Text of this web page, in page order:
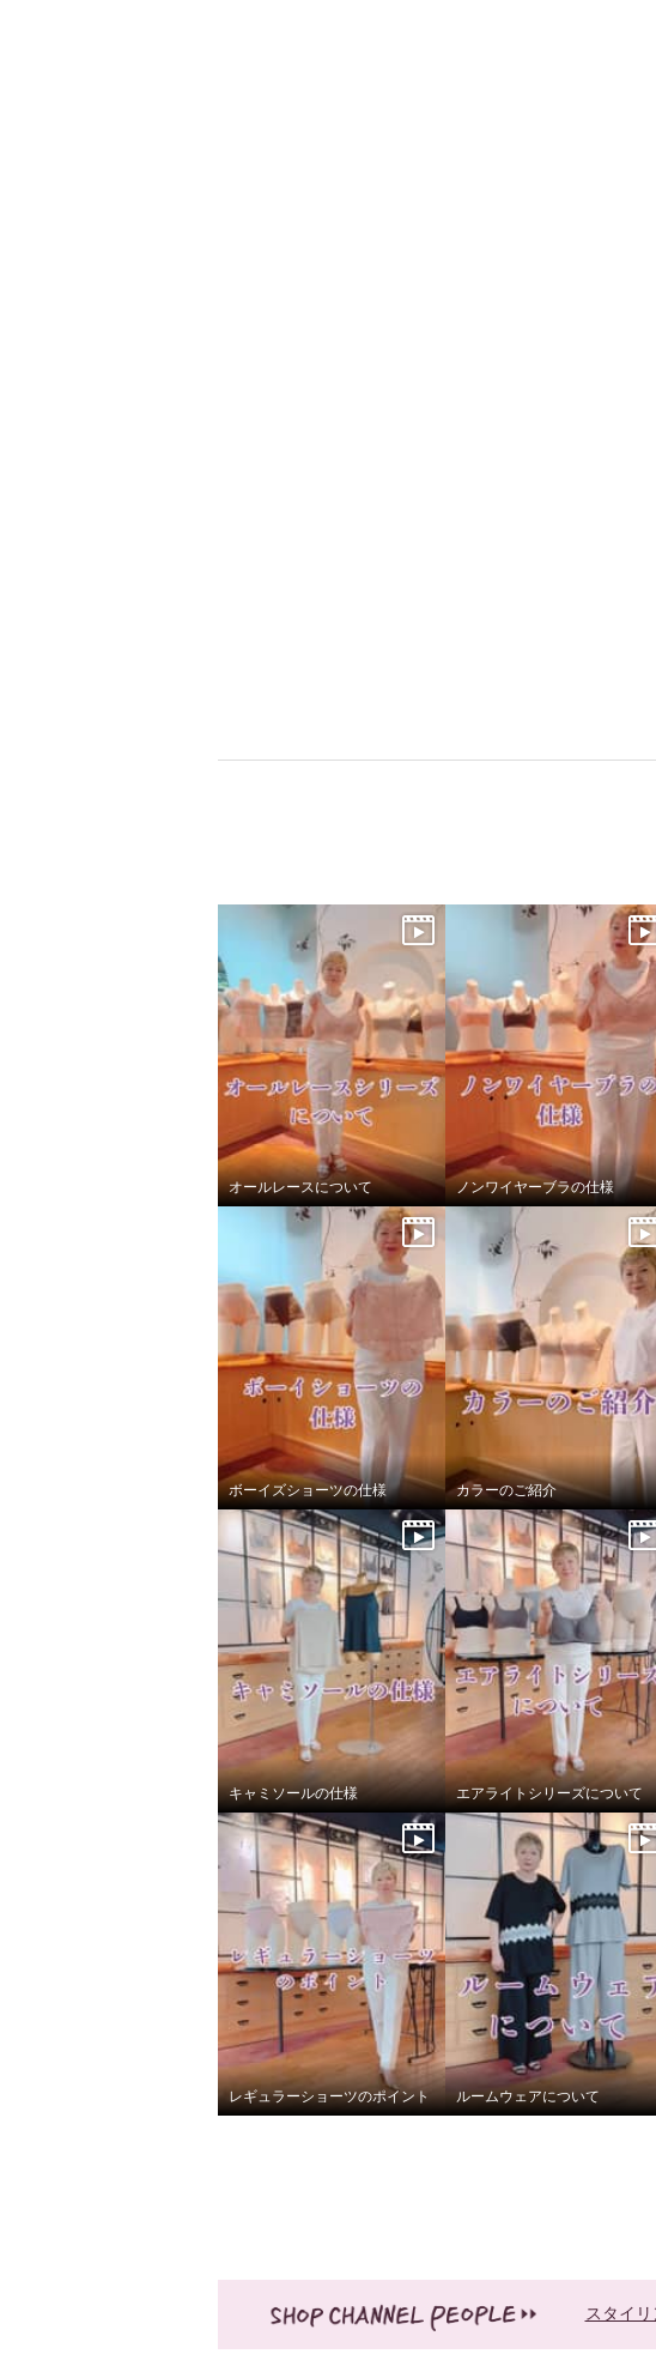
美人工房 抗菌防臭 なめらかモ
ダール混 カップ付リブタンク
トップ ２枚セット
ハニーセット Ｓ
¥0
美人工房 抗菌防臭 なめら
ダール混 カップ付リブタ
トップ ２枚セット
セサミセット Ｓ
オールレースについて ノンワイヤーブラの仕様
ボーイズショーツの仕様 カラーのご紹介
キャミソールの仕様 エアライトシリーズについて
レギュラーショーツのポイント ルームウェアについて
スタイリ